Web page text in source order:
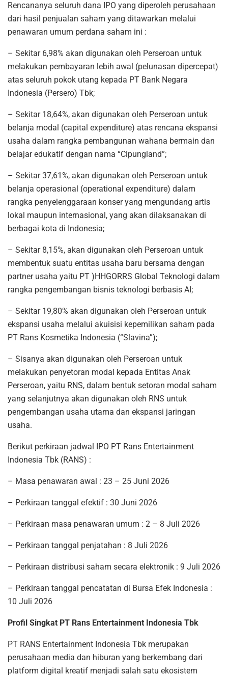
Rencananya seluruh dana IPO yang diperoleh perusahaan
dari hasil penjualan saham yang ditawarkan melalui
penawaran umum perdana saham ini :
– Sekitar 6,98% akan digunakan oleh Perseroan untuk
melakukan pembayaran lebih awal (pelunasan dipercepat)
atas seluruh pokok utang kepada PT Bank Negara
Indonesia (Persero) Tbk;
– Sekitar 18,64%, akan digunakan oleh Perseroan untuk
belanja modal (capital expenditure) atas rencana ekspansi
usaha dalam rangka pembangunan wahana bermain dan
belajar edukatif dengan nama “Cipungland”;
– Sekitar 37,61%, akan digunakan oleh Perseroan untuk
belanja operasional (operational expenditure) dalam
rangka penyelenggaraan konser yang mengundang artis
lokal maupun internasional, yang akan dilaksanakan di
berbagai kota di Indonesia;
– Sekitar 8,15%, akan digunakan oleh Perseroan untuk
membentuk suatu entitas usaha baru bersama dengan
partner usaha yaitu PT )HHGORRS Global Teknologi dalam
rangka pengembangan bisnis teknologi berbasis AI;
– Sekitar 19,80% akan digunakan oleh Perseroan untuk
ekspansi usaha melalui akuisisi kepemilikan saham pada
PT Rans Kosmetika Indonesia (“Slavina”);
– Sisanya akan digunakan oleh Perseroan untuk
melakukan penyetoran modal kepada Entitas Anak
Perseroan, yaitu RNS, dalam bentuk setoran modal saham
yang selanjutnya akan digunakan oleh RNS untuk
pengembangan usaha utama dan ekspansi jaringan
usaha.
Berikut perkiraan jadwal IPO PT Rans Entertainment
Indonesia Tbk (RANS) :
– Masa penawaran awal : 23 – 25 Juni 2026
– Perkiraan tanggal efektif : 30 Juni 2026
– Perkiraan masa penawaran umum : 2 – 8 Juli 2026
– Perkiraan tanggal penjatahan : 8 Juli 2026
– Perkiraan distribusi saham secara elektronik : 9 Juli 2026
– Perkiraan tanggal pencatatan di Bursa Efek Indonesia :
10 Juli 2026
Profil Singkat PT Rans Entertainment Indonesia Tbk
PT RANS Entertainment Indonesia Tbk merupakan
perusahaan media dan hiburan yang berkembang dari
platform digital kreatif menjadi salah satu ekosistem